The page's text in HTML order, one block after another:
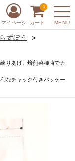
MENU
マイページ カート
0
ずぼう
りあげ、焙煎菜種油でカ
なチャック付きパッケー